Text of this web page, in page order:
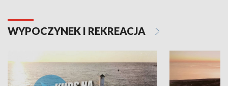
WYPOCZYNEK I REKREACJA